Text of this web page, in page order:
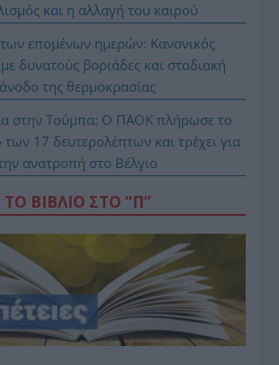
και η αλλαγή του καιρού
επομένων ημερών: Κανονικός
δυνατούς βοριάδες και σταδιακή
άνοδο της θερμοκρασίας
στην Τούμπα: Ο ΠΑΟΚ πλήρωσε το
17 δευτερολέπτων και τρέχει για
ανατροπή στο Βέλγιο
ΤΟ ΒΙΒΛΙΟ ΣΤΟ “Π”